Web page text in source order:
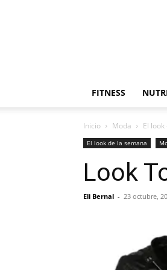
FITNESS
Inicio Moda El
El look de la semana
Look
Eli Bernal - 23 octubre,